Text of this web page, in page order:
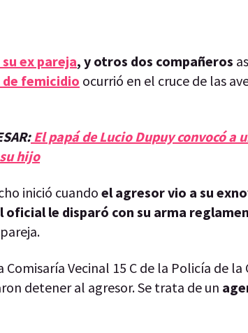
ex pareja, y otros dos compañeros
femicidio ocurrió en el cruce de las
El papá de Lucio Dupuy convocó a
hijo
inició cuando el agresor vio a su
oficialle disparó con su arma
Vecinal 15 C de la Policía de
detener al agresor. Se trata de un